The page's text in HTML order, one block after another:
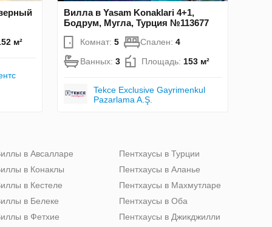
м²
Вилла в Yasam Konaklari 4+1,
Бодрум, Мугла, Турция №113677
Комнат: 5 Спален: 4
Ванных: 3 Площадь: 153 м²
Tekce Exclusive Gayrimenkul
Pazarlama A.Ş.
в Авсалларе
в Конаклы
в Кестеле
в Белеке
в Фетхие
Пентхаусы в Турции
Пентхаусы в Аланье
Пентхаусы в Махмутларе
Пентхаусы в Оба
Пентхаусы в Джикджилли